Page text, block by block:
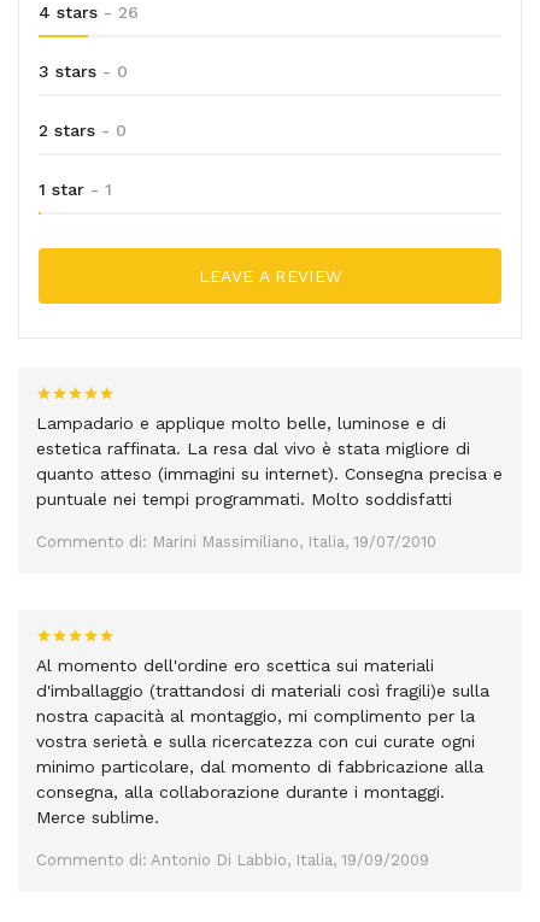
4 stars - 26
3 stars - 0
2 stars - 0
1 star - 1
LEAVE A REVIEW
Lampadario e applique molto belle, luminose e di
estetica raffinata. La resa dal vivo è stata migliore di
quanto atteso (immagini su internet). Consegna precisa e
puntuale nei tempi programmati. Molto soddisfatti
Commento di: Marini Massimiliano, Italia, 19/07/2010
Al momento dell'ordine ero scettica sui materiali
d'imballaggio (trattandosi di materiali così fragili)e sulla
nostra capacità al montaggio, mi complimento per la
vostra serietà e sulla ricercatezza con cui curate ogni
minimo particolare, dal momento di fabbricazione alla
consegna, alla collaborazione durante i montaggi.
Merce sublime.
Commento di: Antonio Di Labbio, Italia, 19/09/2009